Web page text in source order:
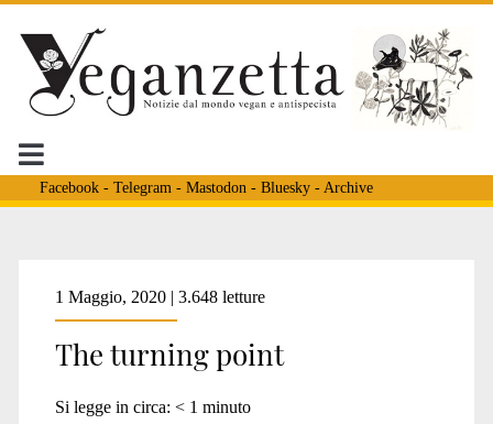
Facebook- Telegram - Mastodon - Bluesky- Archive
Tag:
<span>man</span>
1 Maggio, 2020 | 3.648 letture
The turning point
Si legge in circa: < 1 minuto